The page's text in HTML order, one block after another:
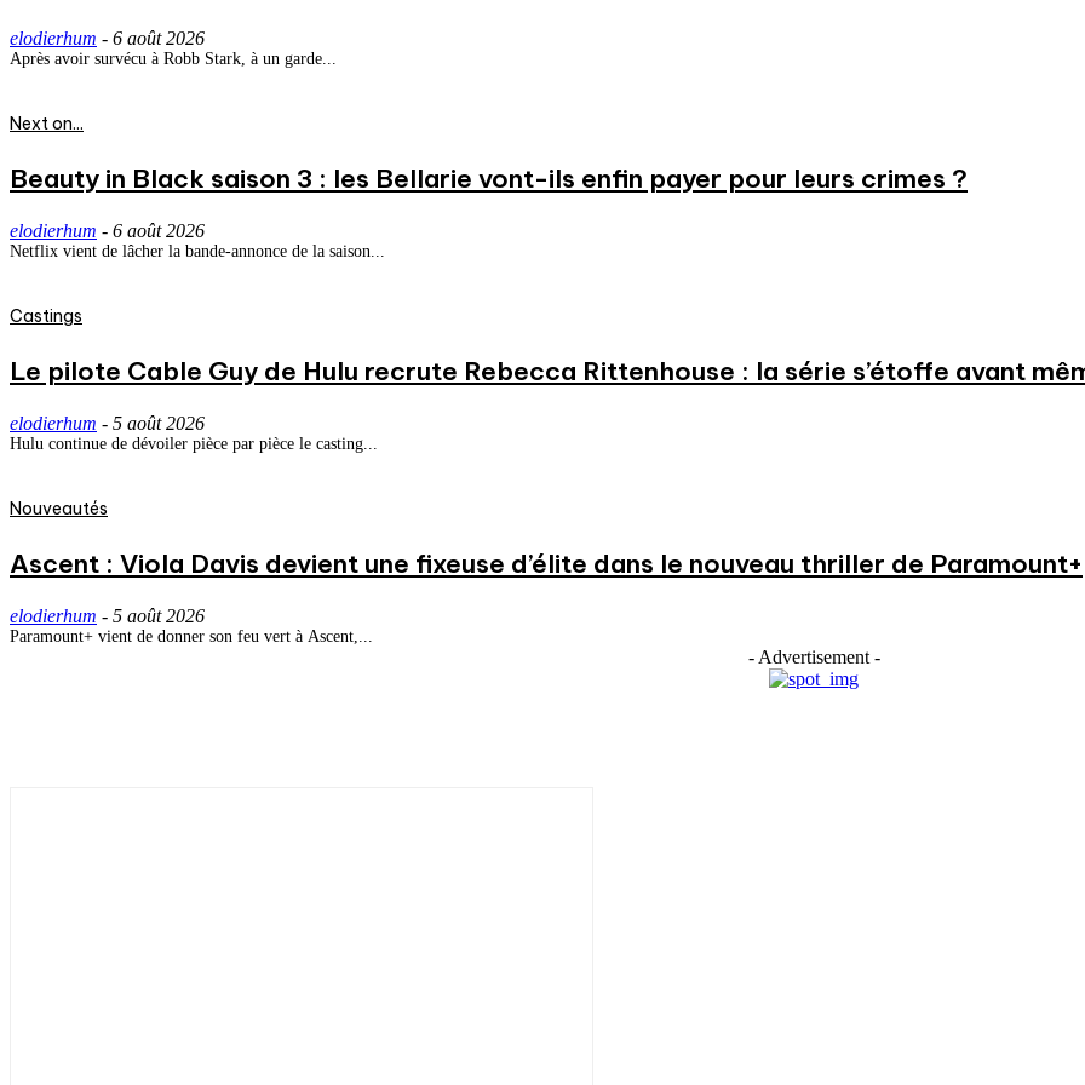
elodierhum - 6 août 2026
Après avoir survécu à Robb Stark, à un garde...
Next on...
Beauty in Black saison 3 : les Bellarie vont-ils enfin payer pour leurs crimes ?
elodierhum - 6 août 2026
Netflix vient de lâcher la bande-annonce de la saison...
Castings
Le pilote Cable Guy de Hulu recrute Rebecca Rittenhouse : la série s’étoffe avant
elodierhum - 5 août 2026
Hulu continue de dévoiler pièce par pièce le casting...
Nouveautés
Ascent : Viola Davis devient une fixeuse d’élite dans le nouveau thriller de Paramount+
elodierhum - 5 août 2026
Paramount+ vient de donner son feu vert à Ascent,...
- Advertisement -